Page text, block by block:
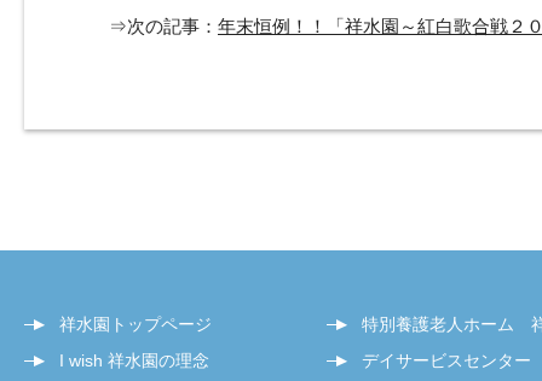
⇒次の記事： 年末恒例！！「祥水園～紅白歌合戦２
祥水園トップページ
I wish 祥水園の理念
特別養護老人ホーム
デイサービスセンタ